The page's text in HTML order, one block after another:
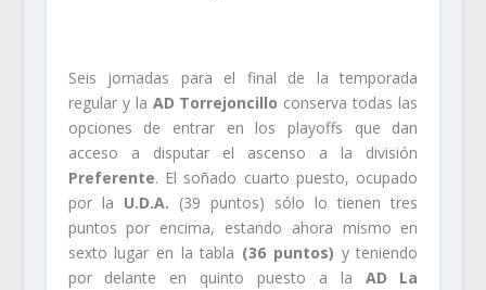
Seis jornadas para el final de la temporada
regular y la AD Torrejoncillo conserva todas las
opciones de entrar en los playoffs que dan
acceso a disputar el ascenso a la división
Preferente. El soñado cuarto puesto, ocupado
por la U.D.A. (39 puntos) sólo lo tienen tres
puntos por encima, estando ahora mismo en
sexto lugar en la tabla (36 puntos) y teniendo
por delante en quinto puesto a la AD La